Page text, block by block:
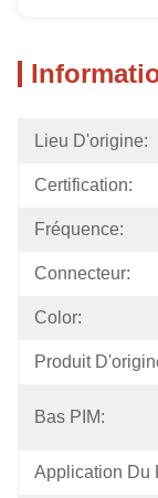
Lieu D'origine:
Certification:
Fréquence:
Connecteur:
Color:
Produit
Bas PIM:
Application Du